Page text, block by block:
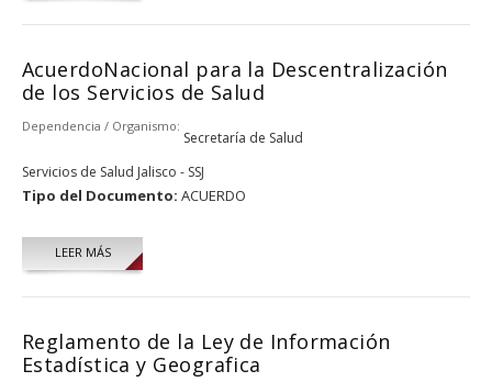
AcuerdoNacional para la Descentralización
de los Servicios de Salud
Dependencia / Organismo:
Secretaría de Salud
Servicios de Salud Jalisco - SSJ
Tipo del Documento: ACUERDO
LEER MÁS
Reglamento de la Ley de Información
Estadística y Geografica